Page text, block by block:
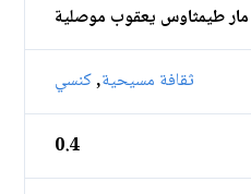
مار طيمثاوس يعقوب موصلية
ثقافة مسيحية,كنسي
0.4